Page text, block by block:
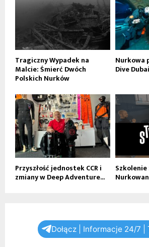
Tragiczny Wypadek na
Malcie: Śmierć Dwóch
Polskich Nurków
Nurkowa
Dive
Przyszłość jednostek CCR i
zmiany w Deep Adventure...
Dołącz | Informacje 24/7 |